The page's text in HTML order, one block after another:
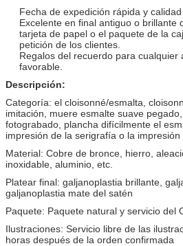
Fecha de expedición rápida y calidad
Excelente en final antiguo o brillante
tarjeta de papel o el paquete de la
petición de los clientes.
Regalos del recuerdo para cualquier
favorable.
Descripción:
Categoría: el cloisonné/esmalta,
imitación, muere esmalte suave
fotograbado, plancha difícilmente el
impresión de la serigrafía o la impresión
Material: Cobre de bronce, hierro,
inoxidable, aluminio, etc.
Platear final: galjanoplastia brillante,
galjanoplastia mate del satén
Paquete: Paquete natural y servicio del
Ilustraciones: Servicio libre de las
horas después de la orden confirmada